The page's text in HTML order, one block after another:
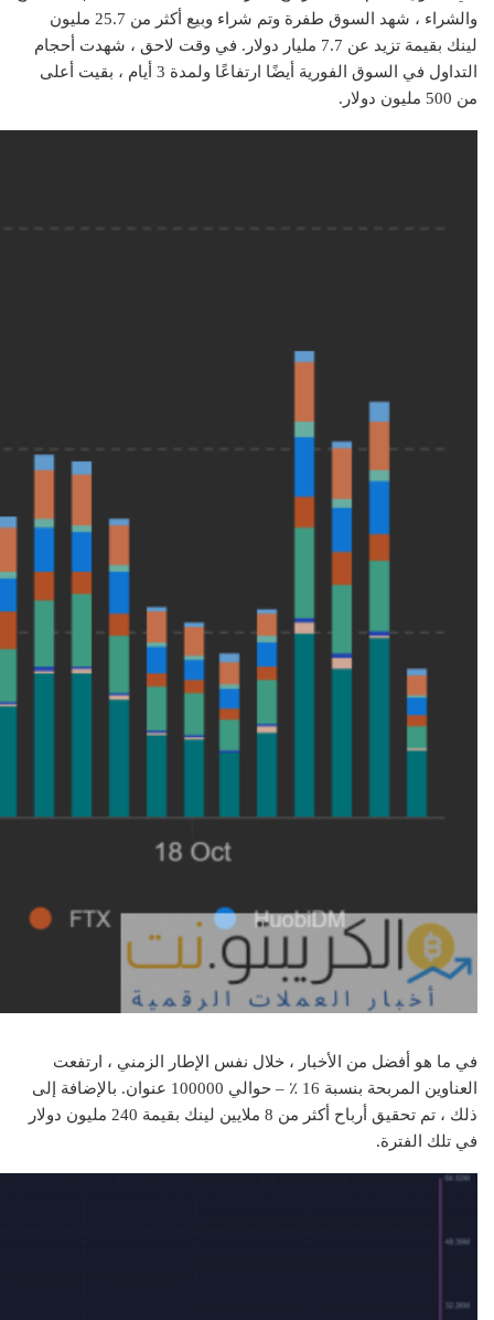
والشراء ، شهد السوق طفرة وتم شراء وبيع أكثر من 25.7 مليون
لينك بقيمة تزيد عن 7.7 مليار دولار. في وقت لاحق ، شهدت أحجام
التداول في السوق الفورية أيضًا ارتفاعًا ولمدة 3 أيام ، بقيت أعلى
من 500 مليون دولار.
في ما هو أفضل من الأخبار ، خلال نفس الإطار الزمني ، ارتفعت
العناوين المربحة بنسبة 16 ٪ – حوالي 100000 عنوان. بالإضافة إلى
ذلك ، تم تحقيق أرباح أكثر من 8 ملايين لينك بقيمة 240 مليون دولار
في تلك الفترة.